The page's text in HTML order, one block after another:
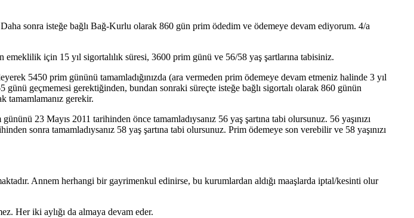
sonra isteğe bağlı Bağ-Kurlu olarak 860 gün prim ödedim ve ödemeye devam ediyorum. 4/a
için 15 yıl sigortalılık süresi, 3600 prim günü ve 56/58 yaş şartlarına tabisiniz.
5450 prim gününü tamamladığınızda (ara vermeden prim ödemeye devam etmeniz halinde 3 yıl
geçmemesi gerektiğinden, bundan sonraki süreçte isteğe bağlı sigortalı olarak 860 günün
tamamlamanız gerekir.
23 Mayıs 2011 tarihinden önce tamamladıysanız 56 yaş şartına tabi olursunuz. 56 yaşınızı
sonra tamamladıysanız 58 yaş şartına tabi olursunuz. Prim ödemeye son verebilir ve 58 yaşınızı
Annem herhangi bir gayrimenkul edinirse, bu kurumlardan aldığı maaşlarda iptal/kesinti olur
Her iki aylığı da almaya devam eder.